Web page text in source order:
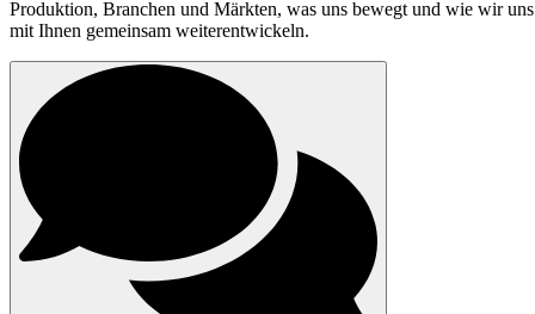
Produktion, Branchen und Märkten, was uns bewegt und wie wir uns
mit Ihnen gemeinsam weiterentwickeln.